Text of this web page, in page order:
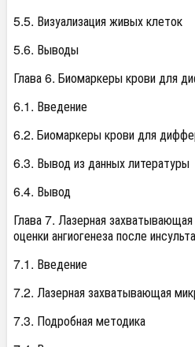
5.5. Визуализация живых клеток
5.6. Выводы
Глава 6. Биомаркеры крови для
6.1. Введение
6.2. Биомаркеры крови для
6.3. Вывод из данных литературы
6.4. Вывод
Глава 7. Лазерная
оценки ангиогенеза после инсульта
7.1. Введение
7.2. Лазерная захватывающая
7.3. Подробная методика